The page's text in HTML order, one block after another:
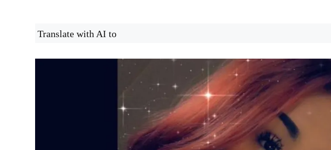
Translate with AI to